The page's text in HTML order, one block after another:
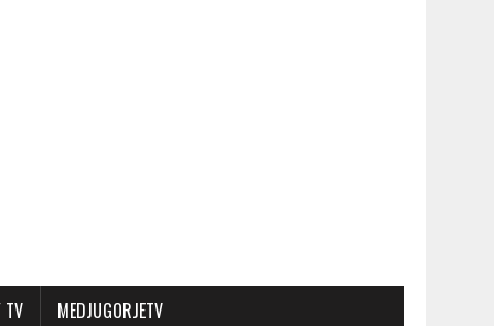
TV MEDJUGORJETV